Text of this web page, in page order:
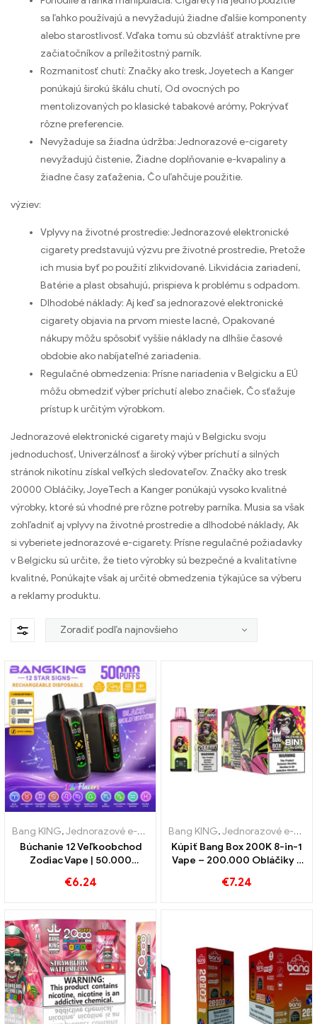
sa ľahko používajú a nevyžadujú žiadne ďalšie komponenty
alebo starostlivosť. Vďaka tomu sú obzvlášť atraktívne pre
začiatočníkov a príležitostný parník.
Rozmanitosť chutí: Značky ako tresk, Joyetech a Kanger
ponúkajú širokú škálu chutí, Od ovocných po
mentolizovaných po klasické tabakové arómy, Pokrývať
rôzne preferencie.
Nevyžaduje sa žiadna údržba: Jednorazové e-cigarety
nevyžadujú čistenie, Žiadne doplňovanie e-kvapaliny a
žiadne časy zaťaženia, Čo uľahčuje použitie.
výziev:
Vplyvy na životné prostredie: Jednorazové elektronické
cigarety predstavujú výzvu pre životné prostredie, Pretože
ich musia byť po použití zlikvidované. Likvidácia zariadení,
Batérie a plast obsahujú, prispieva k problému s odpadom.
Dlhodobé náklady: Aj keď sa jednorazové elektronické
cigarety objavia na prvom mieste lacné, Opakované
nákupy môžu spôsobiť vyššie náklady na dlhšie časové
obdobie ako nabíjateľné zariadenia.
Regulačné obmedzenia: Prísne nariadenia v Belgicku a EÚ
môžu obmedziť výber príchutí alebo značiek, Čo sťažuje
prístup k určitým výrobkom.
Jednorazové elektronické cigarety majú v Belgicku svoju
jednoduchosť, Univerzálnosť a široký výber príchutí a silných
stránok nikotínu získal veľkých sledovateľov. Značky ako tresk
20000 Obláčiky, JoyeTech a Kanger ponúkajú vysoko kvalitné
výrobky, ktoré sú vhodné pre rôzne potreby parníka. Musia sa však
zohľadniť aj vplyvy na životné prostredie a dlhodobé náklady, Ak
si vyberiete jednorazové e-cigarety. Prísne regulačné požiadavky
v Belgicku sú určite, že tieto výrobky sú bezpečné a kvalitatívne
kvalitné, Ponúkajte však aj určité obmedzenia týkajúce sa výberu
a reklamy produktu.
Bang KING,Jednorazové e-cigarety ,Jednorazové elektronické
Búchanie 12 Veľkoobchod
Zodiac Vape | 50.000
Obláčiky
€6.24
Bang KING,Jednorazové e-cigarety
Kúpiť Bang Box 200K 8-in-1
Vape – 200.000 Obláčiky a
€7.24